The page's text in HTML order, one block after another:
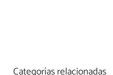
Categorías relacionadas